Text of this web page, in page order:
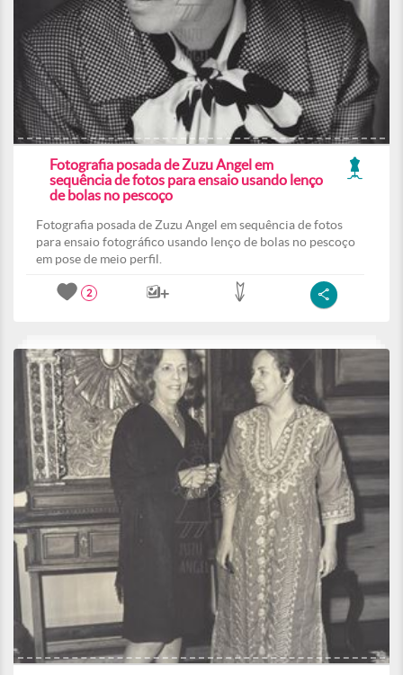
Fotografia posada de Zuzu Angel em
sequência de fotos para ensaio usando lenço
de bolas no pescoço
Fotografia posada de Zuzu Angel em sequência de fotos
para ensaio fotográfico usando lenço de bolas no pescoço
em pose de meio perfil.
2